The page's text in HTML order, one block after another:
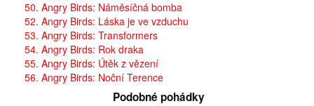
50. Angry Birds: Náměsíčná bomba
52. Angry Birds: Láska je ve vzduchu
53. Angry Birds: Transformers
54. Angry Birds: Rok draka
55. Angry Birds: Útěk z vězení
56. Angry Birds: Noční Terence
Podobné pohádky